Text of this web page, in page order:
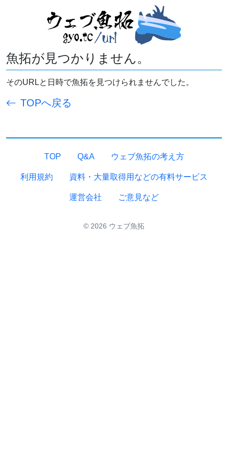
魚拓が見つかりません。
そのURLと日時で魚拓を見つけられませんでした。
TOPへ戻る
TOP Q&A ウェブ魚拓の考え方
利用規約 資料・大量取得用などの有料サービス
運営会社 ご意見など
© 2026 ウェブ魚拓